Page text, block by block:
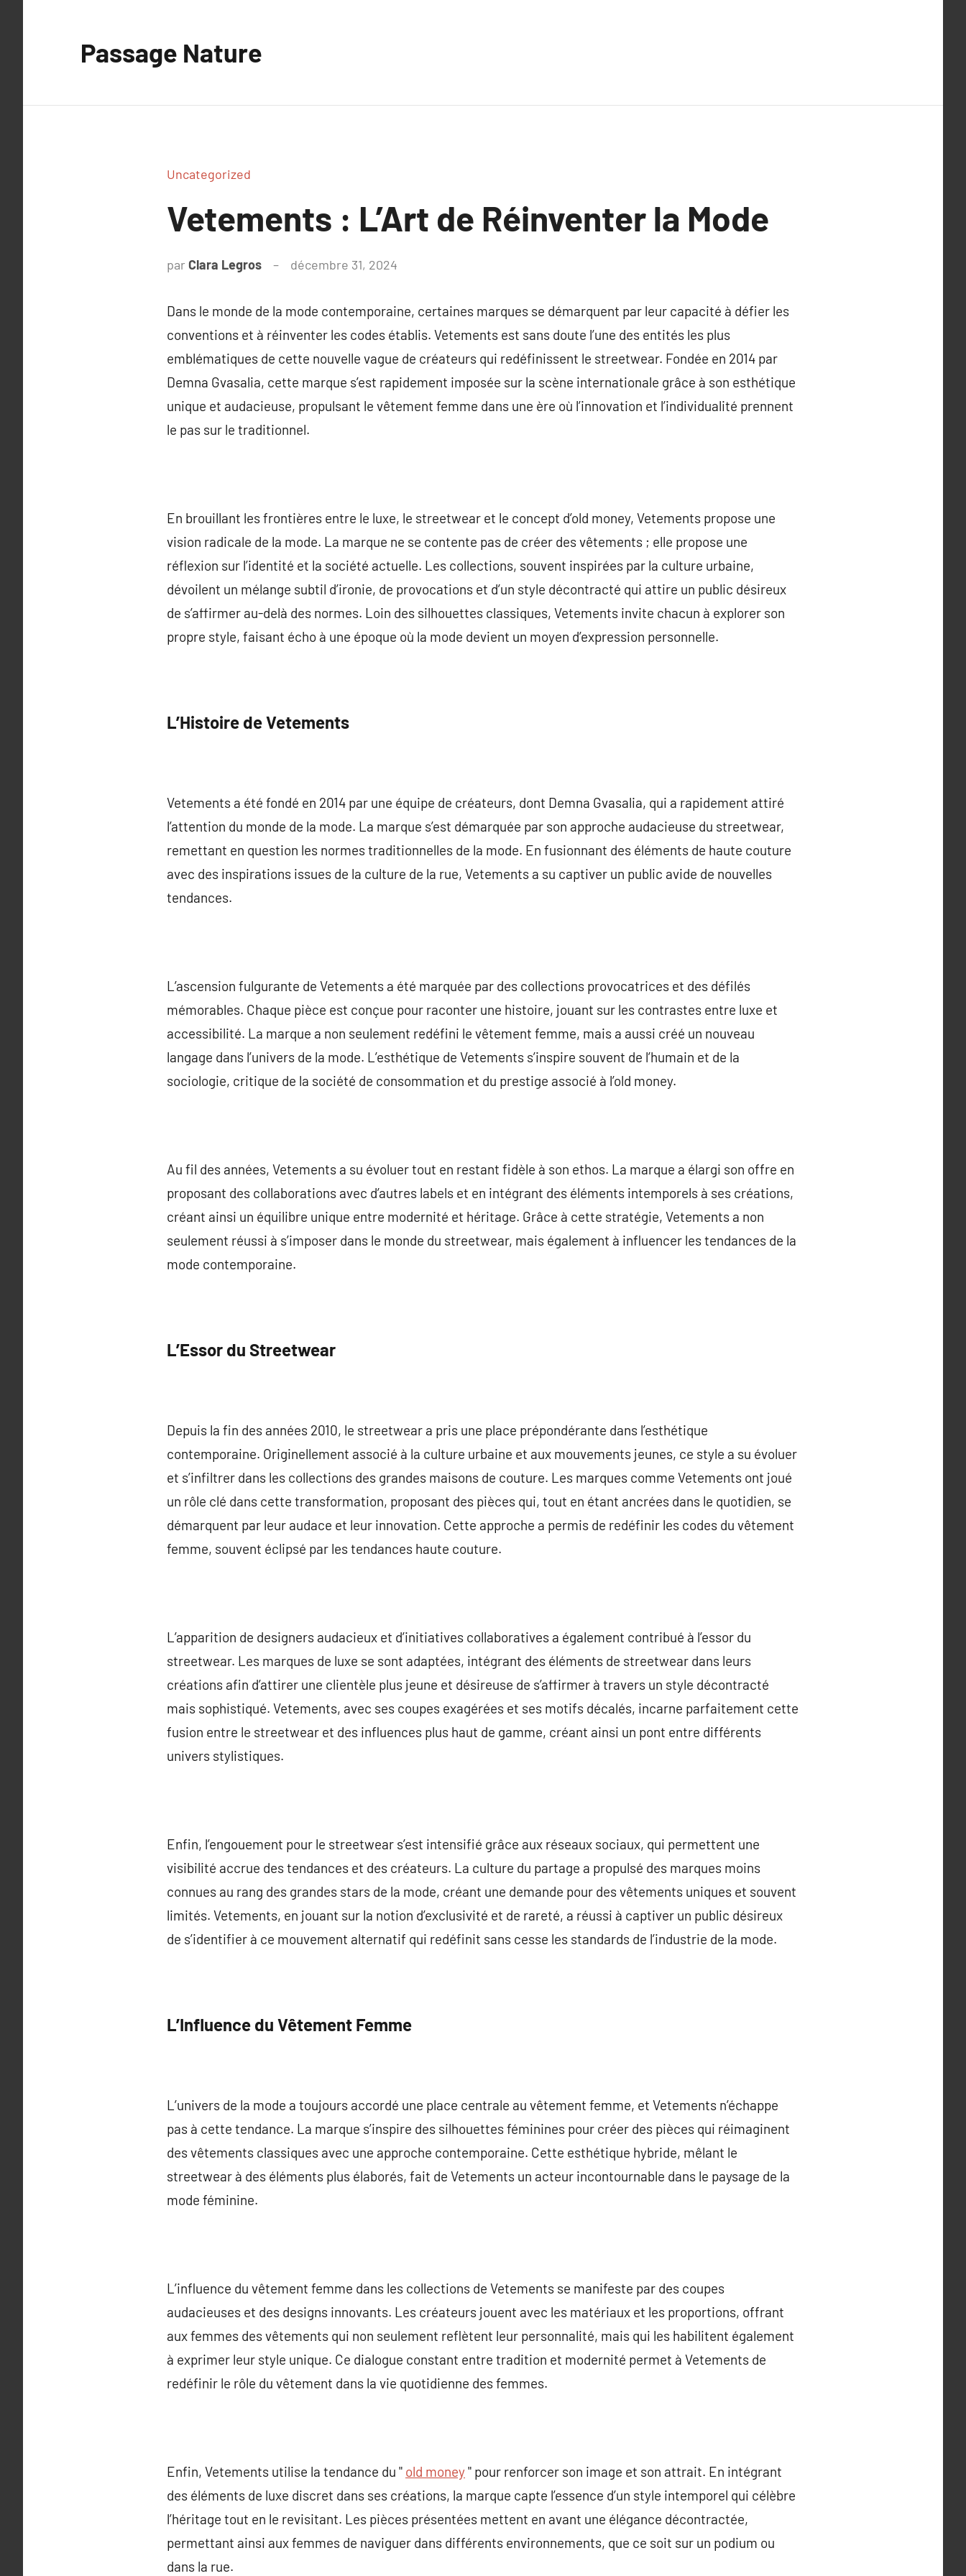
Passage Nature
Uncategorized
Vetements : L’Art de Réinventer la Mode
par Clara Legros décembre 31, 2024
Dans le monde de la mode contemporaine, certaines marques se démarquent par leur capacité à défier les
conventions et à réinventer les codes établis. Vetements est sans doute l’une des entités les plus
emblématiques de cette nouvelle vague de créateurs qui redéfinissent le streetwear. Fondée en 2014 par
Demna Gvasalia, cette marque s’est rapidement imposée sur la scène internationale grâce à son esthétique
unique et audacieuse, propulsant le vêtement femme dans une ère où l’innovation et l’individualité prennent
le pas sur le traditionnel.
En brouillant les frontières entre le luxe, le streetwear et le concept d’old money, Vetements propose une
vision radicale de la mode. La marque ne se contente pas de créer des vêtements ; elle propose une
réflexion sur l’identité et la société actuelle. Les collections, souvent inspirées par la culture urbaine,
dévoilent un mélange subtil d’ironie, de provocations et d’un style décontracté qui attire un public désireux
de s’affirmer au-delà des normes. Loin des silhouettes classiques, Vetements invite chacun à explorer son
propre style, faisant écho à une époque où la mode devient un moyen d’expression personnelle.
L’Histoire de Vetements
Vetements a été fondé en 2014 par une équipe de créateurs, dont Demna Gvasalia, qui a rapidement attiré
l’attention du monde de la mode. La marque s’est démarquée par son approche audacieuse du streetwear,
remettant en question les normes traditionnelles de la mode. En fusionnant des éléments de haute couture
avec des inspirations issues de la culture de la rue, Vetements a su captiver un public avide de nouvelles
tendances.
L’ascension fulgurante de Vetements a été marquée par des collections provocatrices et des défilés
mémorables. Chaque pièce est conçue pour raconter une histoire, jouant sur les contrastes entre luxe et
accessibilité. La marque a non seulement redéfini le vêtement femme, mais a aussi créé un nouveau
langage dans l’univers de la mode. L’esthétique de Vetements s’inspire souvent de l’humain et de la
sociologie, critique de la société de consommation et du prestige associé à l’old money.
Au fil des années, Vetements a su évoluer tout en restant fidèle à son ethos. La marque a élargi son offre en
proposant des collaborations avec d’autres labels et en intégrant des éléments intemporels à ses créations,
créant ainsi un équilibre unique entre modernité et héritage. Grâce à cette stratégie, Vetements a non
seulement réussi à s’imposer dans le monde du streetwear, mais également à influencer les tendances de la
mode contemporaine.
L’Essor du Streetwear
Depuis la fin des années 2010, le streetwear a pris une place prépondérante dans l’esthétique
contemporaine. Originellement associé à la culture urbaine et aux mouvements jeunes, ce style a su évoluer
et s’infiltrer dans les collections des grandes maisons de couture. Les marques comme Vetements ont joué
un rôle clé dans cette transformation, proposant des pièces qui, tout en étant ancrées dans le quotidien, se
démarquent par leur audace et leur innovation. Cette approche a permis de redéfinir les codes du vêtement
femme, souvent éclipsé par les tendances haute couture.
L’apparition de designers audacieux et d’initiatives collaboratives a également contribué à l’essor du
streetwear. Les marques de luxe se sont adaptées, intégrant des éléments de streetwear dans leurs
créations afin d’attirer une clientèle plus jeune et désireuse de s’affirmer à travers un style décontracté
mais sophistiqué. Vetements, avec ses coupes exagérées et ses motifs décalés, incarne parfaitement cette
fusion entre le streetwear et des influences plus haut de gamme, créant ainsi un pont entre différents
univers stylistiques.
Enfin, l’engouement pour le streetwear s’est intensifié grâce aux réseaux sociaux, qui permettent une
visibilité accrue des tendances et des créateurs. La culture du partage a propulsé des marques moins
connues au rang des grandes stars de la mode, créant une demande pour des vêtements uniques et souvent
limités. Vetements, en jouant sur la notion d’exclusivité et de rareté, a réussi à captiver un public désireux
de s’identifier à ce mouvement alternatif qui redéfinit sans cesse les standards de l’industrie de la mode.
L’Influence du Vêtement Femme
L’univers de la mode a toujours accordé une place centrale au vêtement femme, et Vetements n’échappe
pas à cette tendance. La marque s’inspire des silhouettes féminines pour créer des pièces qui réimaginent
des vêtements classiques avec une approche contemporaine. Cette esthétique hybride, mêlant le
streetwear à des éléments plus élaborés, fait de Vetements un acteur incontournable dans le paysage de la
mode féminine.
L’influence du vêtement femme dans les collections de Vetements se manifeste par des coupes
audacieuses et des designs innovants. Les créateurs jouent avec les matériaux et les proportions, offrant
aux femmes des vêtements qui non seulement reflètent leur personnalité, mais qui les habilitent également
à exprimer leur style unique. Ce dialogue constant entre tradition et modernité permet à Vetements de
redéfinir le rôle du vêtement dans la vie quotidienne des femmes.
Enfin, Vetements utilise la tendance du " old money" pour renforcer son image et son attrait. En intégrant
des éléments de luxe discret dans ses créations, la marque capte l’essence d’un style intemporel qui célèbre
l’héritage tout en le revisitant. Les pièces présentées mettent en avant une élégance décontractée,
permettant ainsi aux femmes de naviguer dans différents environnements, que ce soit sur un podium ou
dans la rue.